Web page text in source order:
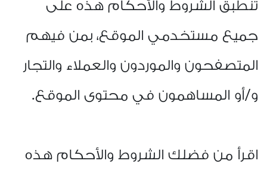
تنطبق الشروط والأحكام هذه على
جميع مستخدمي الموقع، بمن فيهم
المتصفحون والموردون والعملاء والتجار
و/أو المساهمون في محتوى الموقع.
اقرأ من فضلك الشروط والأحكام هذه